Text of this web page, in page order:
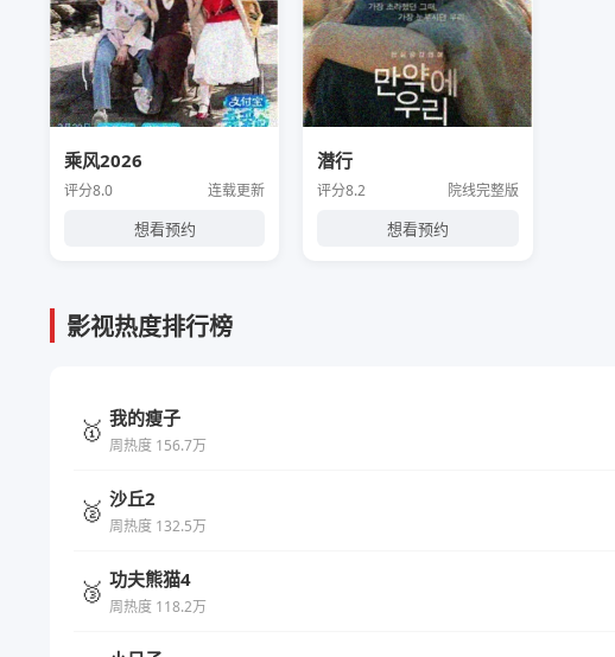
乘风2026
评分8.0 连载更新
想看预约
潜行
评分8.2 院线完整版
想看预约
影视热度排行榜
🥇 我的瘦子
周热度 156.7万
🥈 沙丘2
周热度 132.5万
🥉 功夫熊猫4
周热度 118.2万